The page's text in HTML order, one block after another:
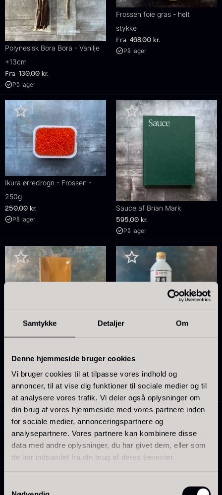
Samtykke Detaljer Om
Denne hjemmeside bruger cookies
Vi bruger cookies til at tilpasse vores indhold og
annoncer, til at vise dig funktioner til sociale medier og til
at analysere vores trafik. Vi deler også oplysninger om
din brug af vores hjemmeside med vores partnere inden
for sociale medier, annonceringspartnere og
analysepartnere. Vores partnere kan kombinere disse
data med andre oplysninger, du har givet dem, eller som
de har indsamlet fra din brug af deres tjenester.
Polynesisk Bora Bora - Vanilje
+13cm
Fra 130,00 kr.
På lager
Frossen foie gras - helt
stykke
Fra 468,00 kr.
På lager
Ikura ørredrogn - Frossen -
250g
250,00 kr.
På lager
Sauce af Brian Mark
595,00 kr.
På lager
Demi glace - Okse -
kr.
På lager
Transparent soya
På lager